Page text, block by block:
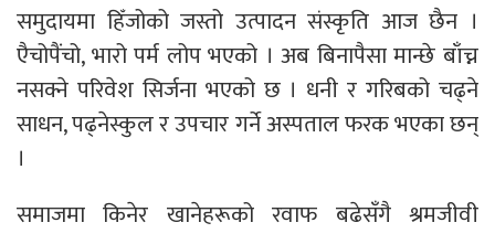
समुदायमा हिँजोको जस्तो उत्पादन संस्कृति आज छैन ।
एैचोपैंचो, भारो पर्म लोप भएको । अब बिनापैसा मान्छे बाँच्न
नसक्ने परिवेश सिर्जना भएको छ । धनी र गरिबको चढ्ने
साधन, पढ्नेस्कुल र उपचार गर्ने अस्पताल फरक भएका छन्
।
समाजमा किनेर खानेहरूको रवाफ बढेसँगै श्रमजीवी